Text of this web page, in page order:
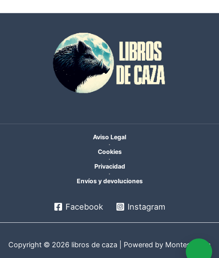
Aviso Legal
·
Cookies
·
Privacidad
·
Envíos y devoluciones
Facebook Instagram
Copyright © 2026 libros de caza | Powered by MontesMedia